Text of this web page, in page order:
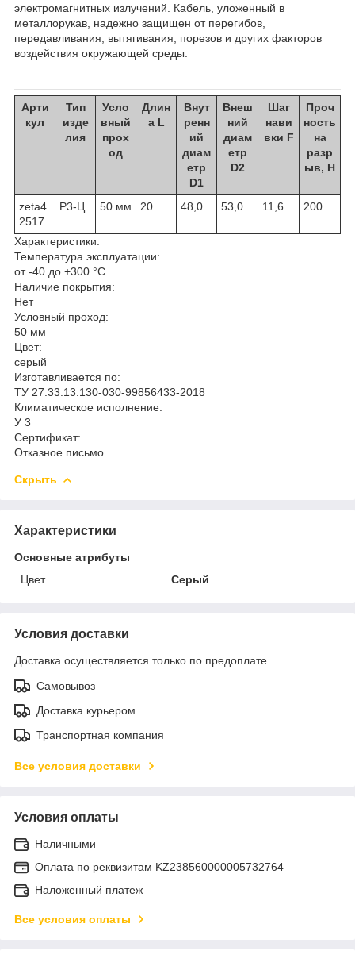
электромагнитных излучений. Кабель, уложенный в
металлорукав, надежно защищен от перегибов,
передавливания, вытягивания, порезов и других факторов
воздействия окружающей среды.
Арти
кул
Тип
изде
лия
Усло
вный
прох
од
Длин
а L
Внут
ренн
ий
диам
етр
D1
Внеш
ний
диам
етр
D2
Шаг
нави
вки F
Проч
ность
на
разр
ыв, Н
zeta4
2517
Р3-Ц 50 мм 20 48,0 53,0 11,6 200
Характеристики:
Температура эксплуатации:
от -40 до +300 °С
Наличие покрытия:
Нет
Условный проход:
50 мм
Цвет:
серый
Изготавливается по:
ТУ 27.33.13.130-030-99856433-2018
Климатическое исполнение:
У 3
Сертификат:
Отказное письмо
Скрыть
Характеристики
Основные атрибуты
Цвет
Серый
Условия доставки
Доставка осуществляется только по предоплате.
Самовывоз
Доставка курьером
Транспортная компания
Все условия доставки
Условия оплаты
Наличными
Оплата по реквизитам KZ238560000005732764
Наложенный платеж
Все условия оплаты